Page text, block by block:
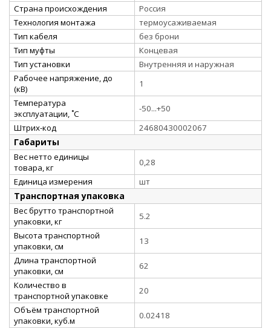
Страна происхождения
Россия
Технология монтажа
термоусаживаемая
Тип кабеля
без брони
Тип муфты
Концевая
Тип установки
Внутренняя и наружная
Рабочее напряжение, до
(кВ)
1
Температура
эксплуатации, ˚С
-50...+50
Штрих-код
24680430002067
Габариты
Вес нетто единицы
товара, кг
0,28
Единица измерения
шт
Транспортная упаковка
Вес брутто транспортной
упаковки, кг
5.2
Высота транспортной
упаковки, см
13
Длина транспортной
упаковки, см
62
Количество в
транспортной упаковке
20
Объём транспортной
упаковки, куб.м
0.02418